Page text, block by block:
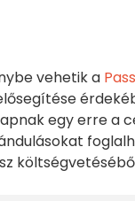
vehetik a
egy erre